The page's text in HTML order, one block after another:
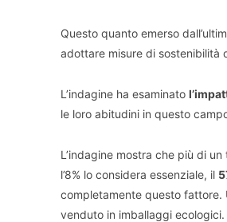
Questo quanto emerso
adottare misure di sostenibilità
L’indagine ha esaminato
le loro abitudini in questo
L’indagine mostra che più di
l’8% lo considera essenziale, il
completamente questo fattore.
venduto in imballaggi ecologici.